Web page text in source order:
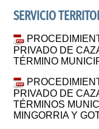
SERVICIO
PRIVADO DE
TÉRMINO
PRIVADO DE
TÉRMINOS
MINGORRIA Y